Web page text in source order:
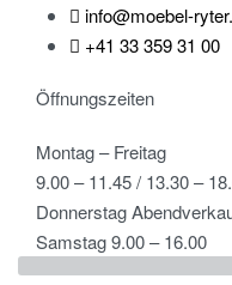
info@moebel-
+41 33 359 31 00
Öffnungszeiten
Montag – Freitag
9.00 – 11.45 / 13.30 –
Donnerstag
Samstag 9.00 – 16.00